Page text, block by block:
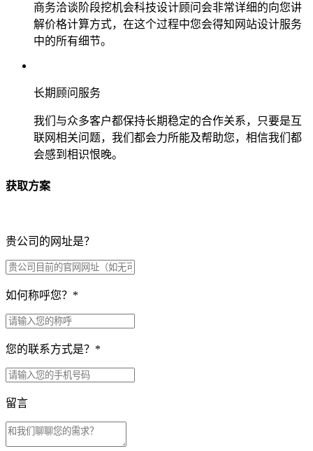
商务洽谈阶段挖机会科技设计顾问会非常详细的向您讲
解价格计算方式，在这个过程中您会得知网站设计服务
中的所有细节。
长期顾问服务
我们与众多客户都保持长期稳定的合作关系，只要是互
联网相关问题，我们都会力所能及帮助您，相信我们都
会感到相识恨晚。
获取方案
贵公司的网址是？
如何称呼您？ *
您的联系方式是？ *
留言